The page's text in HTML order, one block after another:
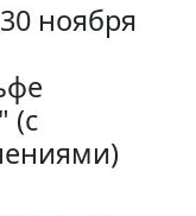
ноября
(с